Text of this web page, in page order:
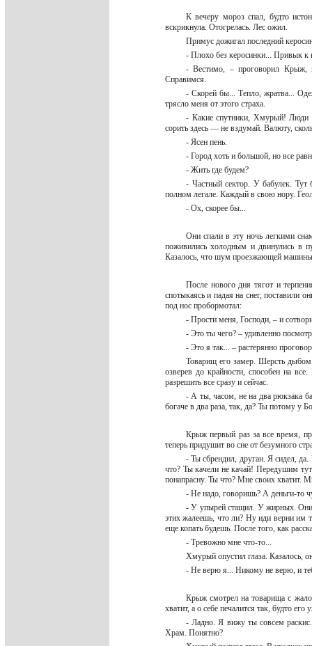
К вечеру мороз спал, будто
вскрикнула. Отогрелась. Лес ожил.
Примус дожигал последний
- Плохо без керосинки... Привык к
- Вестимо, – проговорил Крыж,
Справимся.
- Скорей бы... Тепло, жратва...
трясло меня от этого страха.
- Какие спутники, Хмурый!
сорить здесь — не вздумай. Валюту,
- Ясен пень.
- Город хоть и большой, но все
- Жить где будем?
- Частный сектор. У бабулек.
полном легале. Каждый в свою нору.
- Ох, скорее бы...
Они спали в эту ночь легкими
поживились холодным и двинулись в
Казалось, что шум проезжающей
После нового дня тягот и
спотыкаясь и падая на снег, поставили
под нос пробормотал:
- Прости меня, Господи, – и
- Это ты чего? – удивленно
- Это я так... – растерянно
Товарищ его замер. Шерсть
озверев до крайности, способен на
разрешить все сразу и сейчас.
- А ты, часом, не на два рюкзака
богаче в два раза, так, да? Ты потому у
Крыж первый раз за все время,
теперь придушит во сне от безумного
- Ты сбрендил, друган. Я сидел,
что? Ты качели не качай! Передушим
понапрасну. Ты что? Мне своих хватит.
- Не надо, говоришь? А деньги-то
- У упырей стащил. У жирных. Они
этих жалеешь, что ли? Ну иди верни им
еще копать будешь. После того, как
- Тревожно мне что-то...
Хмурый опустил глаза. Казалось,
- Не верю я... Никому не верю, и
Крыж смотрел на товарища с
хватит, а о себе печалится так, будто его
- Ладно. Я вижу ты совсем
Храм. Понятно?